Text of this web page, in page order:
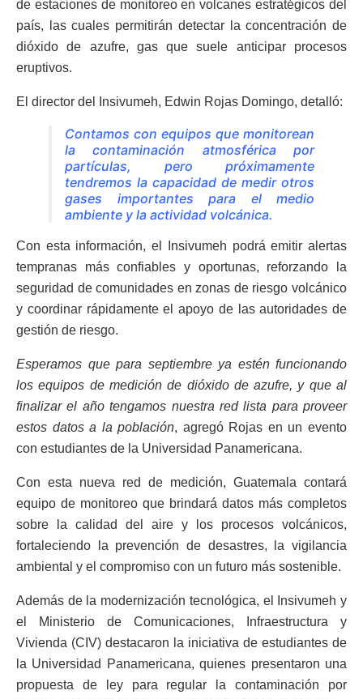
de estaciones de monitoreo en volcanes estratégicos del
país, las cuales permitirán detectar la concentración de
dióxido de azufre, gas que suele anticipar procesos
eruptivos.
El director del Insivumeh, Edwin Rojas Domingo, detalló:
Contamos con equipos que monitorean
la contaminación atmosférica por
partículas, pero próximamente
tendremos la capacidad de medir otros
gases importantes para el medio
ambiente y la actividad volcánica.
Con esta información, el Insivumeh podrá emitir alertas
tempranas más confiables y oportunas, reforzando la
seguridad de comunidades en zonas de riesgo volcánico
y coordinar rápidamente el apoyo de las autoridades de
gestión de riesgo.
Esperamos que para septiembre ya estén funcionando
los equipos de medición de dióxido de azufre, y que al
finalizar el año tengamos nuestra red lista para proveer
estos datos a la población, agregó Rojas en un evento
con estudiantes de la Universidad Panamericana.
Con esta nueva red de medición, Guatemala contará
equipo de monitoreo que brindará datos más completos
sobre la calidad del aire y los procesos volcánicos,
fortaleciendo la prevención de desastres, la vigilancia
ambiental y el compromiso con un futuro más sostenible.
Además de la modernización tecnológica, el Insivumeh y
el Ministerio de Comunicaciones, Infraestructura y
Vivienda (CIV) destacaron la iniciativa de estudiantes de
la Universidad Panamericana, quienes presentaron una
propuesta de ley para regular la contaminación por